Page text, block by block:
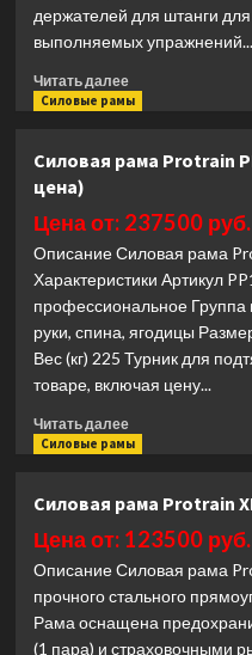
держателей для штанги
выполняемых упражнений...
Читать далееПрочитать
больше
для
и
приседов
Hasttings
HD019-
6+HD019-
6OPT
(Лучшая
цена)
Силовые рамы
Силовая рама Protrain
цена)
Цена от: 237500 руб.
Описание Силовая рама
Характеристики Артикул
профессиональное Группа
руки, спина, ягодицы
Вес (кг) 225 Турник для
товаре, включая цену...
Читать далееПрочитать
больше
рама
Protrain
(PP201)
(Лучшая
цена)
Силовые рамы
Силовая рама Protrain
Цена от: 123500 руб.
Описание Силовая рама
прочного стального
Рама оснащена
(1 пара) и страховочными